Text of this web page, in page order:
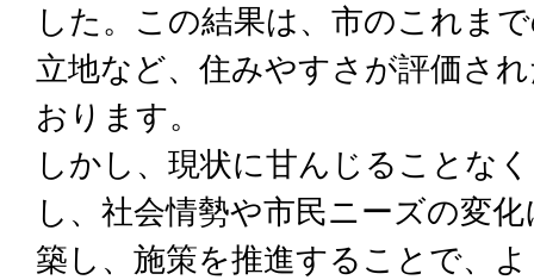
した。この結果は、市のこれま
立地など、住みやすさが評価さ
おります。
しかし、現状に甘んじることな
し、社会情勢や市民ニーズの変
築し、施策を推進することで、